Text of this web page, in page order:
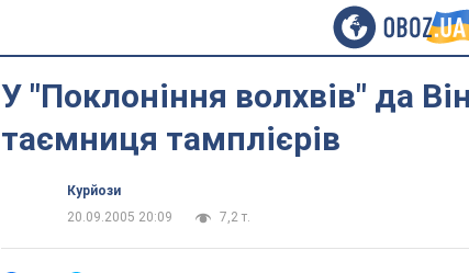
У "Поклоніння волхвів" да
таємниця тамплієрів
Курйози
20.09.2005 20:09
7,2 т.